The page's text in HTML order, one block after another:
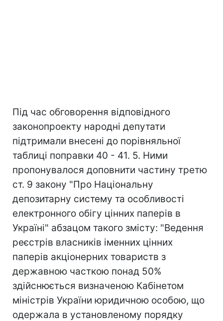
Під час обговорення відповідного
законопроекту народні депутати
підтримали внесені до порівняльної
таблиці поправки 40 - 41. 5. Ними
пропонувалося доповнити частину третю
ст. 9 закону "Про Національну
депозитарну систему та особливості
електронного обігу цінних паперів в
Україні" абзацом такого змісту: "Ведення
реєстрів власників іменних цінних
паперів акціонерних товариств з
державною часткою понад 50%
здійснюється визначеною Кабінетом
міністрів України юридичною особою, що
одержала в установленому порядку